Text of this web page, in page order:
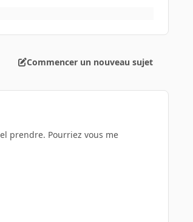
Commencer un nouveau sujet
prendre. Pourriez vous me